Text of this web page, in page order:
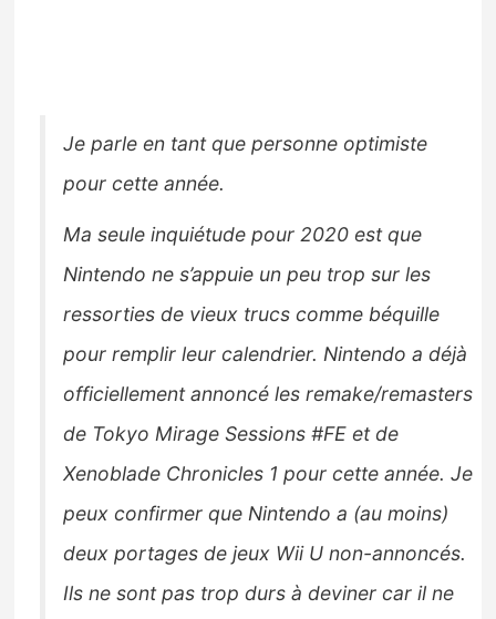
Je parle en tant que personne optimiste
pour cette année.
Ma seule inquiétude pour 2020 est que
Nintendo ne s’appuie un peu trop sur les
ressorties de vieux trucs comme béquille
pour remplir leur calendrier. Nintendo a déjà
officiellement annoncé les remake/remasters
de Tokyo Mirage Sessions #FE et de
Xenoblade Chronicles 1 pour cette année. Je
peux confirmer que Nintendo a (au moins)
deux portages de jeux Wii U non-annoncés.
Ils ne sont pas trop durs à deviner car il ne